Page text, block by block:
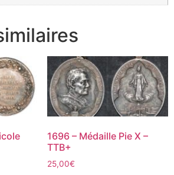
1696 – Médaille Pie X –
TTB+
25,00€